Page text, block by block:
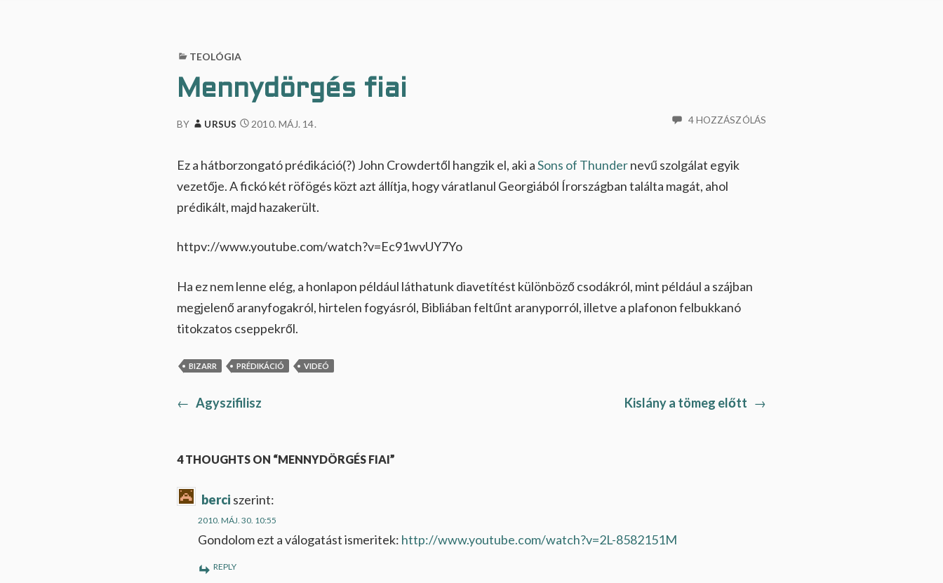
TEOLÓGIA
Mennydörgés fiai
BY URSUS 2010. MÁJ. 14. 4 HOZZÁSZÓLÁS
Ez a hátborzongató prédikáció(?) John Crowdertől hangzik el, aki aSons of Thundernevű szolgálat egyik
vezetője. A fickó két röfögés közt azt állítja, hogy váratlanul Georgiából Írországban találta magát, ahol
prédikált, majd hazakerült.
httpv://www.youtube.com/watch?v=Ec91wvUY7Yo
Ha ez nem lenne elég, a honlapon például láthatunk diavetítést különböző csodákról, mint például a szájban
megjelenő aranyfogakról, hirtelen fogyásról, Bibliában feltűnt aranyporról, illetve a plafonon felbukkanó
titokzatos cseppekről.
BIZARR PRÉDIKÁCIÓ VIDEÓ
Bejegyzés
← Previous
Agyszifilisz Kislány a tömeg előtt Next
→
4 THOUGHTS ON “MENNYDÖRGÉS FIAI”
berci szerint:
2010. MÁJ. 30. 10:55
Gondolom ezt a válogatást ismeritek: http://www.youtube.com/watch?v=2L-8582151M
REPLY